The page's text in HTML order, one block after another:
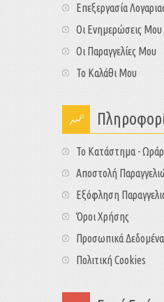
Επεξεργασία
Οι Ενημερώσεις Μου
Οι Παραγγελίες Μου
Το Καλάθι Μου
Το Κατάστημα -
Αποστολή
Εξόφληση
Όροι Χρήσης
Προσωπικά Δεδομένα
Πολιτική Cookies